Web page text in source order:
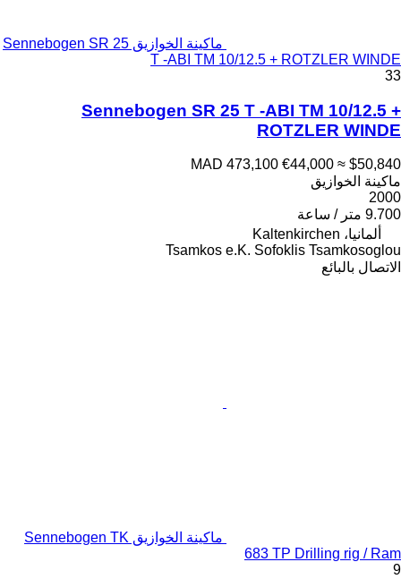
ماكينة الخوازيق Sennebogen SR 25
T -ABI TM 10/12.5 + ROTZLER WINDE
33
Sennebogen SR 25 T -ABI TM 10/12.5 +
ROTZLER WINDE
MAD 473,100 €44,000 ≈ $50,840
ماكينة الخوازيق
2000
9.700 متر / ساعة
ألمانيا، Kaltenkirchen
Tsamkos e.K. Sofoklis Tsamkosoglou
الاتصال بالبائع
ماكينة الخوازيق Sennebogen TK
683 TP Drilling rig / Ram
9